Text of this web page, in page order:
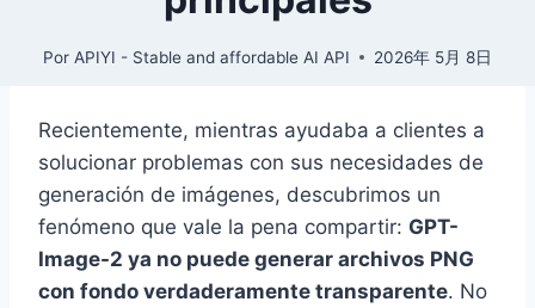
Por APIYI - Stable and affordable AI API 2026年 5月 8日
Recientemente, mientras ayudaba a clientes a
solucionar problemas con sus necesidades de
generación de imágenes, descubrimos un
fenómeno que vale la pena compartir: GPT-
Image-2 ya no puede generar archivos PNG
con fondo verdaderamente transparente. No